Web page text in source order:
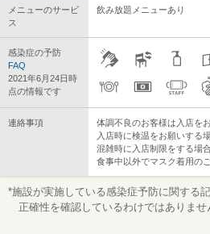
メニューのサービ
ス
飲み放題メニューあり
感染症の予防
FAQ
2021年6月24日時
点の情報です
連絡事項
体調不良のお客様は入店を
入店時に検温をお願いする
混雑時に入店制限をする場
食事中以外でマスク着用の
*施設が実施している感染症予防に関する
正確性を確認しているわけではありませ